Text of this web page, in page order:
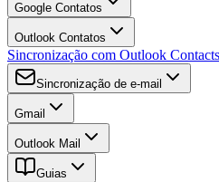
Google Contatos
Outlook Contatos
Sincronização com Outlook Contacts
Sincronização de e-mail
Gmail
Outlook Mail
Guias